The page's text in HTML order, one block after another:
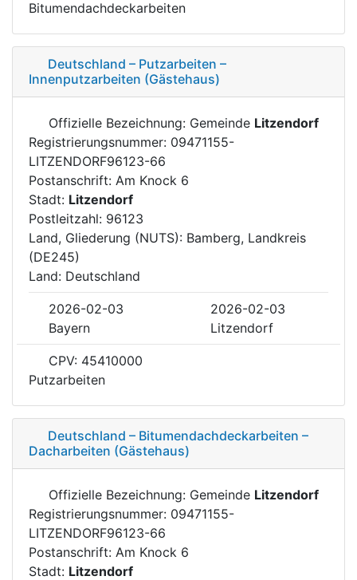
Bitumendachdeckarbeiten
Deutschland – Putzarbeiten –
Innenputzarbeiten (Gästehaus)
Offizielle Bezeichnung: Gemeinde Litzendorf
Registrierungsnummer: 09471155-
LITZENDORF96123-66
Postanschrift: Am Knock 6
Stadt: Litzendorf
Postleitzahl: 96123
Land, Gliederung (NUTS): Bamberg, Landkreis
(DE245)
Land: Deutschland
2026-02-03
2026-02-03
Bayern
Litzendorf
CPV: 45410000
Putzarbeiten
Deutschland – Bitumendachdeckarbeiten –
Dacharbeiten (Gästehaus)
Offizielle Bezeichnung: Gemeinde Litzendorf
Registrierungsnummer: 09471155-
LITZENDORF96123-66
Postanschrift: Am Knock 6
Stadt: Litzendorf